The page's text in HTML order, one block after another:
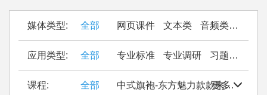
媒体类型: 全部 网页课件 文本类 音频类
应用类型: 全部 专业标准 专业调研 习题作业
更多
课程: 全部 中式旗袍-东方魅力款款来 Seal